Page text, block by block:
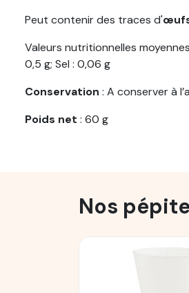
Peut contenir des traces d'
Valeurs nutritionnelles
0,5 g; Sel : 0,06 g
Conservation : A conserver à
Poids net : 60 g
Nos